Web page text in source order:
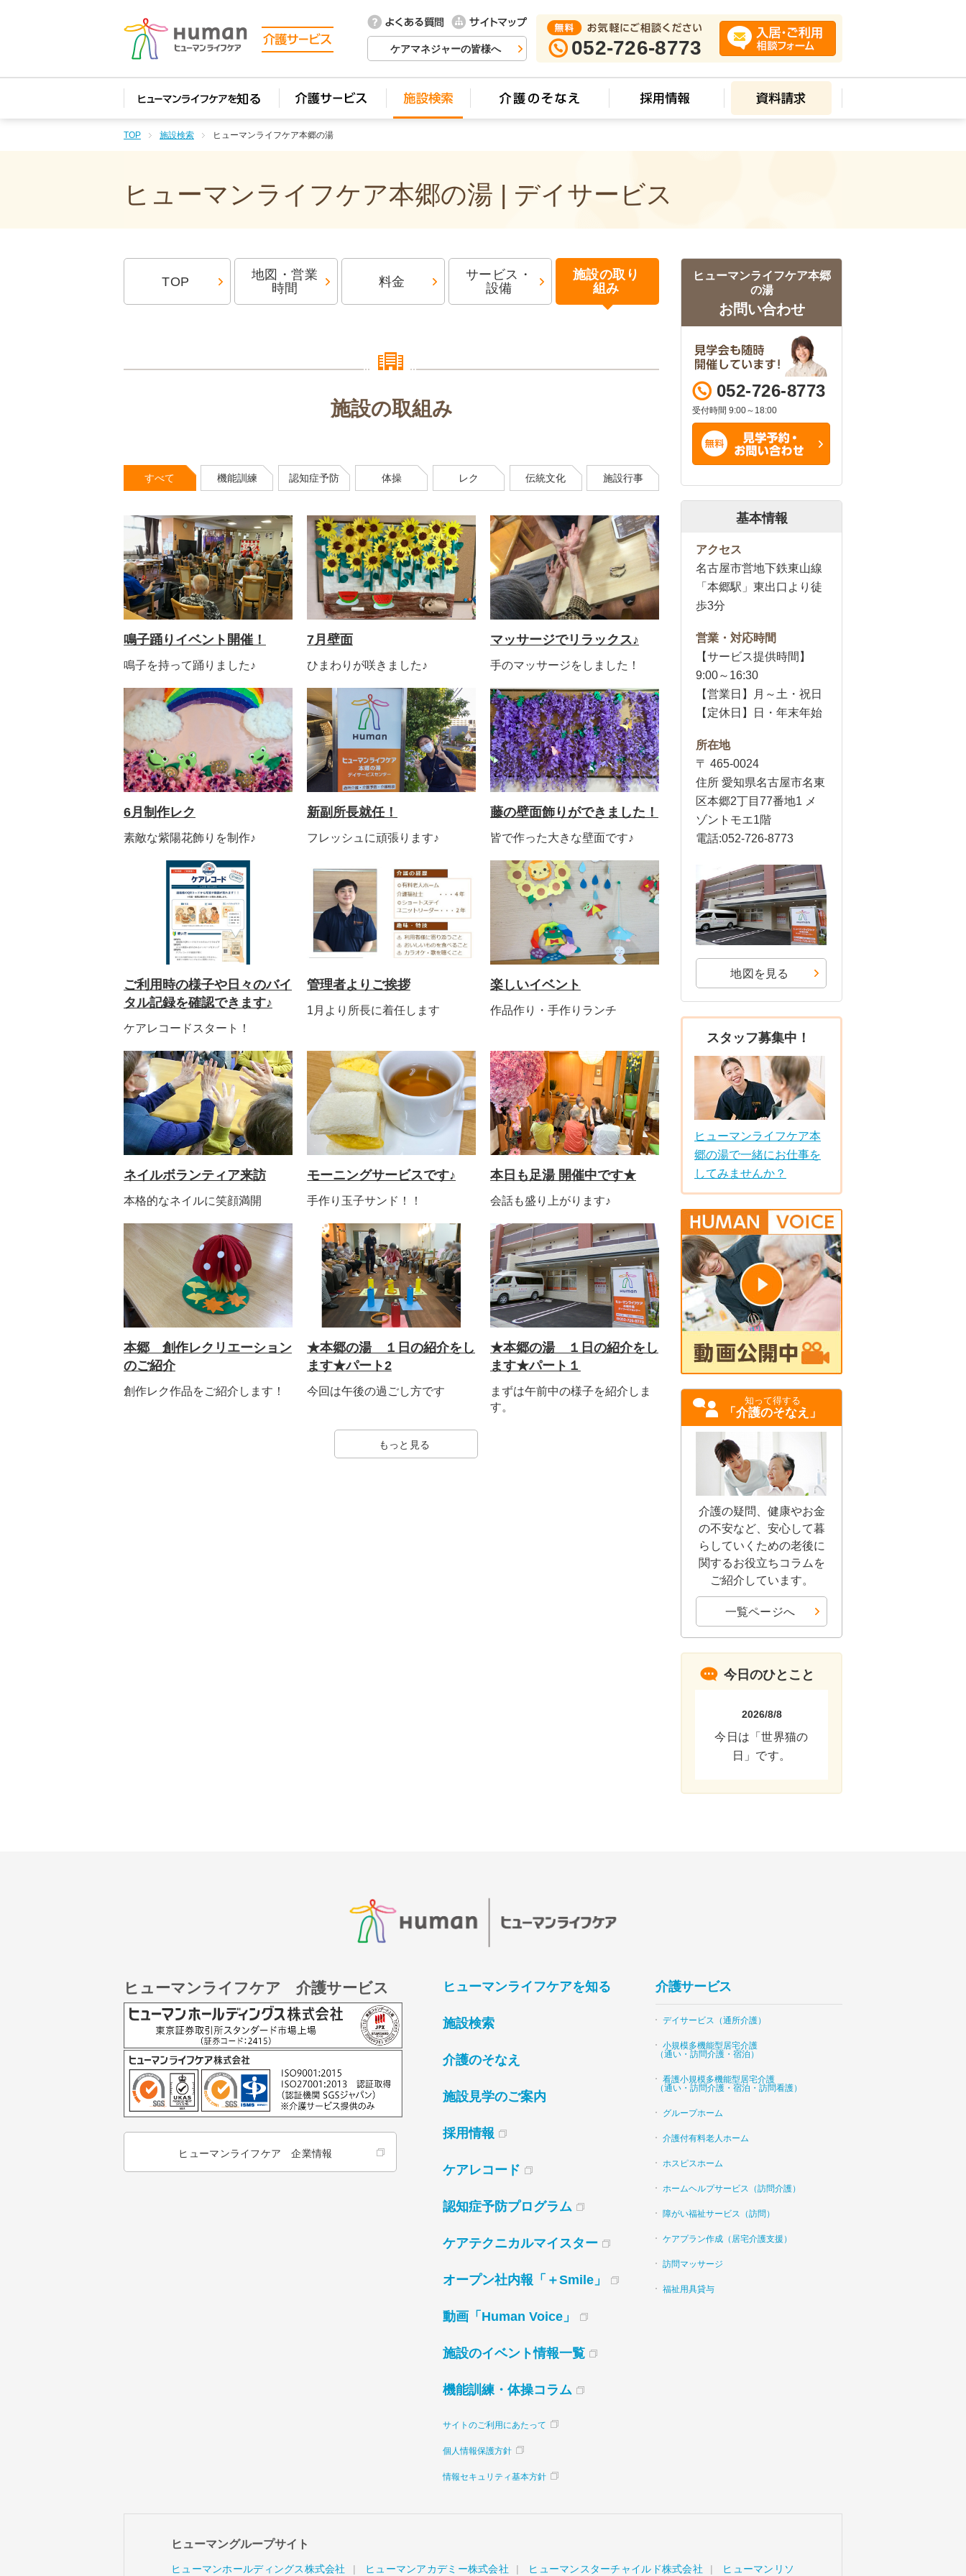
ケアマネジャーの皆様へ 052-726-8773
TOP 施設検索 ヒューマンライフケア本郷の湯
ヒューマンライフケア本郷の湯 | デイサービス
TOP
地図・営業
時間
料金
サービス・
設備
施設の取り
組み
施設の取組み
すべて 機能訓練 認知症予防 体操 レク 伝統文化 施設行事
鳴子踊りイベント開催！
鳴子を持って踊りました♪
7月壁面
ひまわりが咲きました♪
マッサージでリラックス♪
手のマッサージをしました！
6月制作レク
素敵な紫陽花飾りを制作♪
新副所長就任！
フレッシュに頑張ります♪
藤の壁面飾りができました！
皆で作った大きな壁面です♪
ご利用時の様子や日々のバイ
タル記録を確認できます♪
ケアレコードスタート！
管理者よりご挨拶
1月より所長に着任します
楽しいイベント
作品作り・手作りランチ
ネイルボランティア来訪
本格的なネイルに笑顔満開
モーニングサービスです♪
手作り玉子サンド！！
本日も足湯 開催中です★
会話も盛り上がります♪
本郷 創作レクリエーション
のご紹介
創作レク作品をご紹介します！
★本郷の湯 １日の紹介をし
ます★パート2
今回は午後の過ごし方です
★本郷の湯 １日の紹介をし
ます★パート１
まずは午前中の様子を紹介しま
す。
もっと見る
ヒューマンライフケア本郷
の湯
お問い合わせ
052-726-8773
受付時間 9:00～18:00
基本情報
アクセス
名古屋市営地下鉄東山線
「本郷駅」東出口より徒
歩3分
営業・対応時間
【サービス提供時間】
9:00～16:30
【営業日】月～土・祝日
【定休日】日・年末年始
所在地
〒 465-0024
住所 愛知県名古屋市名東
区本郷2丁目77番地1 メ
ゾントモエ1階
電話:052-726-8773
地図を見る
スタッフ募集中！
ヒューマンライフケア本
郷の湯で一緒にお仕事を
してみませんか？
知って得する
「介護のそなえ」
介護の疑問、健康やお金
の不安など、安心して暮
らしていくための老後に
関するお役立ちコラムを
ご紹介しています。
一覧ページへ
今日のひとこと
2026/8/8
今日は「世界猫の
日」です。
ヒューマンライフケア 介護サービス
ヒューマンライフケア 企業情報
ヒューマンライフケアを知る
施設検索
介護のそなえ
施設見学のご案内
採用情報
ケアレコード
認知症予防プログラム
ケアテクニカルマイスター
オープン社内報「＋Smile」
動画「Human Voice」
施設のイベント情報一覧
機能訓練・体操コラム
サイトのご利用にあたって
個人情報保護方針
情報セキュリティ基本方針
介護サービス
デイサービス（通所介護）
小規模多機能型居宅介護
（通い・訪問介護・宿泊）
看護小規模多機能型居宅介護
（通い・訪問介護・宿泊・訪問看護）
グループホーム
介護付有料老人ホーム
ホスピスホーム
ホームヘルプサービス（訪問介護）
障がい福祉サービス（訪問）
ケアプラン作成（居宅介護支援）
訪問マッサージ
福祉用具貸与
ヒューマングループサイト
ヒューマンホールディングス株式会社 ヒューマンアカデミー株式会社 ヒューマンスターチャイルド株式会社 ヒューマンリソ